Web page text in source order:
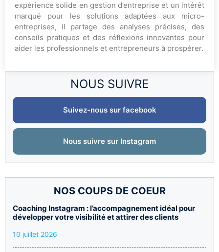
NOUS SUIVRE
Suivez-nous sur facebook
Nous suivre sur Instagram
NOS COUPS DE COEUR
Coaching Instagram : l’accompagnement idéal pour
développer votre visibilité et attirer des clients
10 juillet 2026
expérience solide en gestion d’entreprise et un intérêt
marqué pour les solutions adaptées aux micro-
entreprises, il partage des analyses précises, des
conseils pratiques et des réflexions innovantes pour
aider les professionnels et entrepreneurs à prospérer.